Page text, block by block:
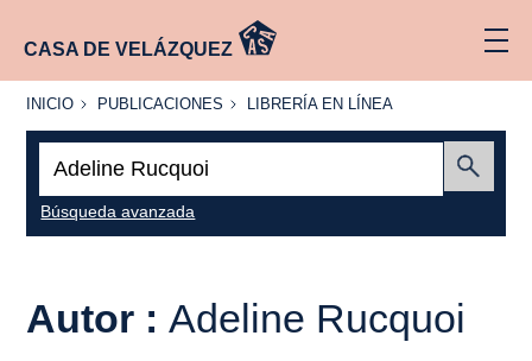
CASA DE VELÁZQUEZ
INICIO
INICIO PUBLICACIONES
PUBLICACIONES
LIBRERÍA
LÍNEA
LIBRERÍA EN LÍNEA
Búsqueda avanzada
Autor : Adeline Rucquoi